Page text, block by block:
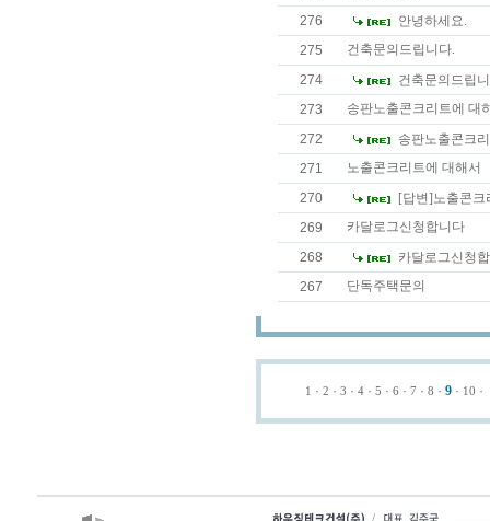
276
안녕하세요.
275
건축문의드립니다.
274
건축문의드립
273
송판노출콘크리트에 대
272
송판노출콘크
271
노출콘크리트에 대해서
270
[답변]노출콘크
269
카달로그신청합니다
268
카달로그신청
267
단독주택문의
1 · 2 · 3 · 4 · 5 · 6 · 7 · 8 · 9 · 10 ·